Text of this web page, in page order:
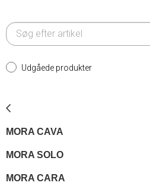
Udgåede produkter
MORA CAVA
MORA SOLO
MORA CARA